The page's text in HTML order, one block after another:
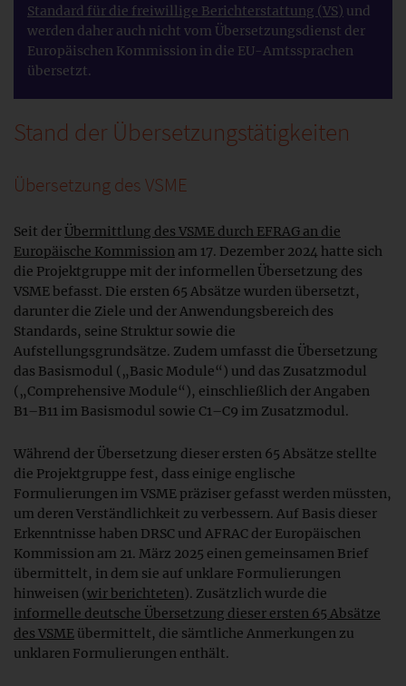
Standard für die freiwillige Berichterstattung (VS) und
werden daher auch nicht vom Übersetzungsdienst der
Europäischen Kommission in die EU-Amtssprachen
übersetzt.
Stand der Übersetzungstätigkeiten
Übersetzung des VSME
Seit der Übermittlung des VSME durch EFRAG an die
Europäische Kommission am 17. Dezember 2024 hatte sich
die Projektgruppe mit der informellen Übersetzung des
VSME befasst. Die ersten 65 Absätze wurden übersetzt,
darunter die Ziele und der Anwendungsbereich des
Standards, seine Struktur sowie die
Aufstellungsgrundsätze. Zudem umfasst die Übersetzung
das Basismodul („Basic Module“) und das Zusatzmodul
(„Comprehensive Module“), einschließlich der Angaben
B1–B11 im Basismodul sowie C1–C9 im Zusatzmodul.
Während der Übersetzung dieser ersten 65 Absätze stellte
die Projektgruppe fest, dass einige englische
Formulierungen im VSME präziser gefasst werden müssten,
um deren Verständlichkeit zu verbessern. Auf Basis dieser
Erkenntnisse haben DRSC und AFRAC der Europäischen
Kommission am 21. März 2025 einen gemeinsamen Brief
übermittelt, in dem sie auf unklare Formulierungen
hinweisen (wir berichteten). Zusätzlich wurde die
informelle deutsche Übersetzung dieser ersten 65 Absätze
des VSME übermittelt, die sämtliche Anmerkungen zu
unklaren Formulierungen enthält.